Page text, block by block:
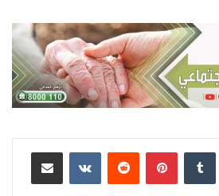
لينكدإن بينتيريست